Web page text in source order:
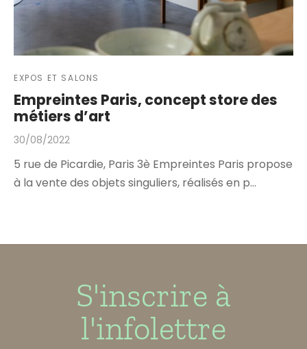
EXPOS ET SALONS
Empreintes Paris, concept store des
métiers d’art
30/08/2022
5 rue de Picardie, Paris 3è Empreintes Paris propose
à la vente des objets singuliers, réalisés en p…
S'inscrire à
l'infolettre